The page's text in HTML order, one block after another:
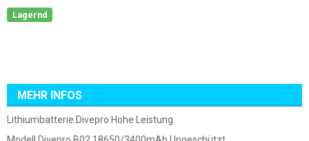
Lagernd
MEHR INFOS
Lithiumbatterie Divepro Hohe Leistung.